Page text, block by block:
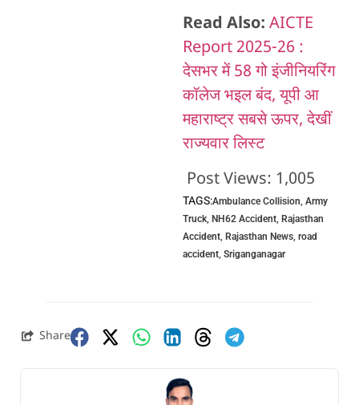
Read Also: AICTE
Report 2025-26 :
देसभर में 58 गो इंजीनियरिंग
कॉलेज भइल बंद, यूपी आ
महाराष्ट्र सबसे ऊपर, देखीं
राज्यवार लिस्ट
Post Views: 1,005
TAGS:Ambulance Collision, Army
Truck, NH62 Accident, Rajasthan
Accident, Rajasthan News, road
accident, Sriganganagar
Share